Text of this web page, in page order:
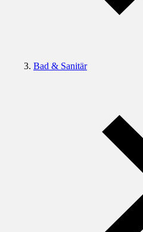
Bad & Sanitär